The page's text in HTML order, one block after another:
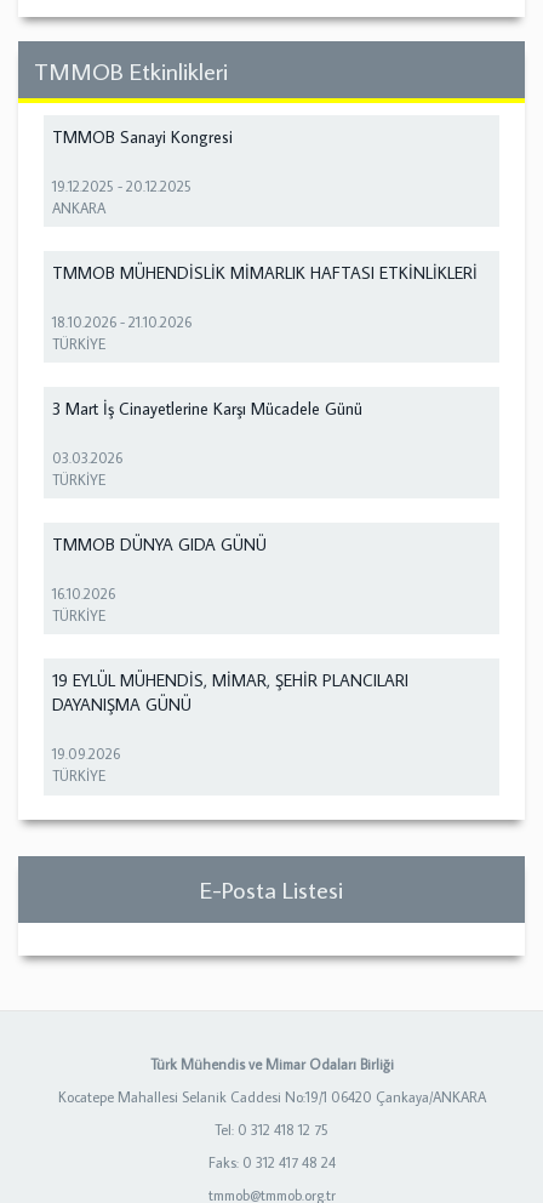
TMMOB Etkinlikleri
TMMOB Sanayi Kongresi
19.12.2025 -20.12.2025
ANKARA
TMMOB MÜHENDİSLİK MİMARLIK HAFTASI ETKİNLİKLERİ
18.10.2026 -21.10.2026
TÜRKİYE
3 Mart İş Cinayetlerine Karşı Mücadele Günü
03.03.2026
TÜRKİYE
TMMOB DÜNYA GIDA GÜNÜ
16.10.2026
TÜRKİYE
19 EYLÜL MÜHENDİS, MİMAR, ŞEHİR PLANCILARI
DAYANIŞMA GÜNÜ
19.09.2026
TÜRKİYE
E-Posta Listesi
Türk Mühendis ve Mimar Odaları Birliği
Kocatepe Mahallesi Selanik Caddesi No:19/1 06420 Çankaya/ANKARA
Tel: 0 312 418 12 75
Faks: 0 312 417 48 24
tmmob@tmmob.org.tr